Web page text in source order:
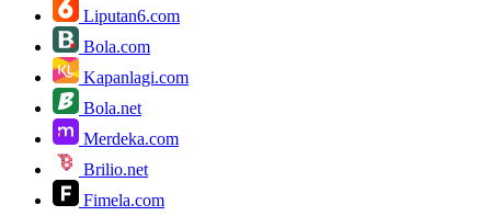
Liputan6.com
Bola.com
Kapanlagi.com
Bola.net
Merdeka.com
Brilio.net
Fimela.com